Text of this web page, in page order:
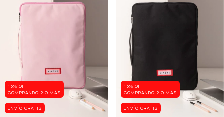
15% OFF
COMPRANDO 2 O MÁS
ENVÍO GRATIS
15% OFF
COMPRANDO 2 O MÁS
ENVÍO GRATIS